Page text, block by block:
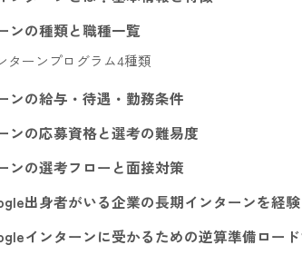
ンの種類と職種一覧
ターンプログラム4種類
ンの給与・待遇・勤務条件
ンの応募資格と選考の難易度
ンの選考フローと面接対策
出身者がいる企業の長期インターンを経
インターンに受かるための逆算準備ロー